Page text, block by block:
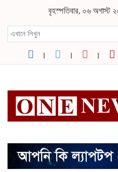
বৃহস্পতিবার, ০৬ অগাস্ট